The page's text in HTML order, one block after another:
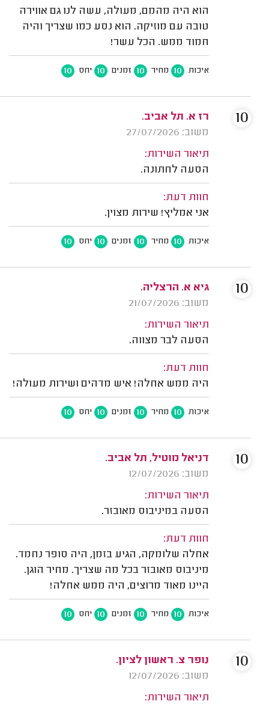
הוא היה מהמם, מעולה, עשה לנו גם אווירה
טובה עם מוזיקה. הוא נסע כמו שצריך והיה
חמוד ממש. הכל עשר!
איכות 10 מחיר 10 זמנים 10 יחס 10
רז א. תל אביב.
משוב: 27/07/2026
תיאור השירות:
הסעה לחתונה.
חוות דעת:
אני אמליץ! שירות מצוין.
איכות 10 מחיר 10 זמנים 10 יחס 10
10
גיא א. הרצליה.
משוב: 21/07/2026
תיאור השירות:
הסעה לבר מצווה.
חוות דעת:
היה ממש אחלה! איש מדהים ושירות מעולה!
איכות 10 מחיר 10 זמנים 10 יחס 10
10
דניאל מוטיל, תל אביב.
משוב: 12/07/2026
תיאור השירות:
הסעה במיניבוס מאובזר.
חוות דעת:
אחלה שלומקה, הגיע בזמן, היה סופר נחמד.
מיניבוס מאובזר בכל מה שצריך. מחיר הוגן.
היינו מאוד מרוצים, היה ממש אחלה!
איכות 10 מחיר 10 זמנים 10 יחס 10
10
נופר צ. ראשון לציון.
משוב: 12/07/2026
תיאור השירות:
10